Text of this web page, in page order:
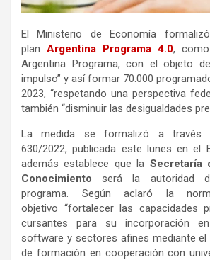
El Ministerio de Economía
plan Argentina Programa 4.0,
Argentina Programa, con el objeto
impulso” y así formar 70.000
2023, “respetando una perspectiva
también “disminuir las desigualdades
La medida se formalizó a través
630/2022, publicada este lunes en el
además establece que la Secretaría
Conocimiento será la autoridad
programa. Según aclaró la
objetivo “fortalecer las capacidades
cursantes para su incorporación
software y sectores afines mediante
de formación en cooperación con